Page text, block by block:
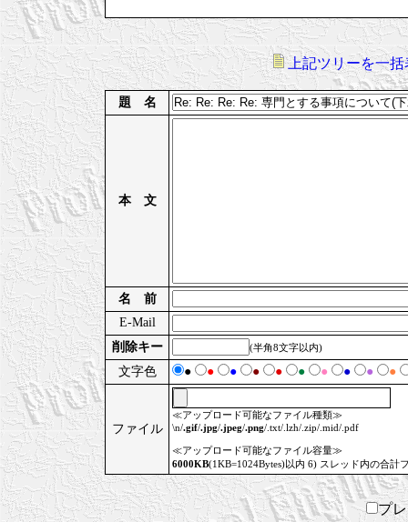
上記ツリーを一括
題 名
本 文
名 前
E-Mail
削除キー
(半角8文字以内)
文字色 ● ● ● ● ● ● ● ● ● ●
ファイル
≪アップロード可能なファイル種類≫
\n/.gif/.jpg/.jpeg/.png/.txt/.lzh/.zip/.mid/.pdf
≪アップロード可能なファイル容量≫
6000KB(1KB=1024Bytes)以内 6) スレッド内の合計
プ